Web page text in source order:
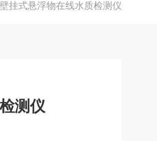
挂式悬浮物在线水质检测仪
测仪